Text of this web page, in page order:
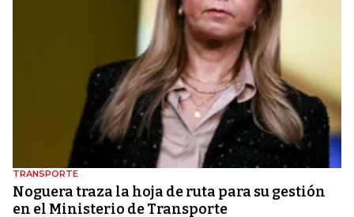
TRANSPORTE
Noguera traza la hoja de ruta para su gestión
en el Ministerio de Transporte